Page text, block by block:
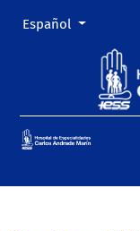
Cambiar el idioma.
Español